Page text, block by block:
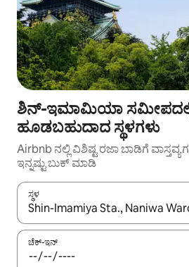
ಶಿನ್-ಇಮಾಮಿಯಾ ಸಮೀಪದಲ್ಲಿ
ಹೂಡಬಹುದಾದ ಸ್ಥಳಗಳು
Airbnb ನಲ್ಲಿ ವಿಶಿಷ್ಟ ರಜಾ ಬಾಡಿಗೆ
ಇನ್ನಷ್ಟು ಬುಕ್ ಮಾಡಿ
ಸ್ಥಳ
ಫಲಿತಾಂಶಗಳು ಲಭ್ಯವಿರುವಾಗ, ಅಪ್ ಮತ್ತು
ಚೆಕ್-ಇನ್